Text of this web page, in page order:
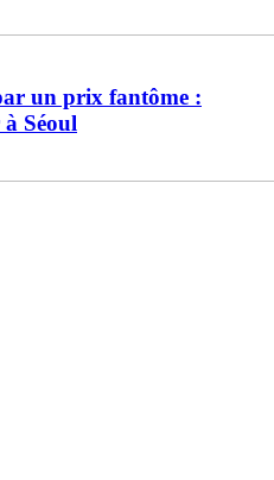
un prix fantôme :
Séoul